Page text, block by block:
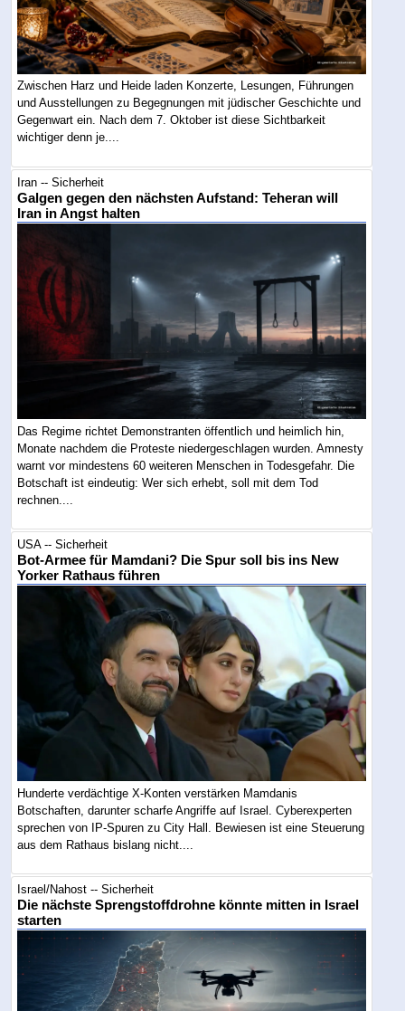
Zwischen Harz und Heide laden Konzerte, Lesungen, Führungen
und Ausstellungen zu Begegnungen mit jüdischer Geschichte und
Gegenwart ein. Nach dem 7. Oktober ist diese Sichtbarkeit
wichtiger denn je....
Iran -- Sicherheit
Galgen gegen den nächsten Aufstand: Teheran will
Iran in Angst halten
Das Regime richtet Demonstranten öffentlich und heimlich hin,
Monate nachdem die Proteste niedergeschlagen wurden. Amnesty
warnt vor mindestens 60 weiteren Menschen in Todesgefahr. Die
Botschaft ist eindeutig: Wer sich erhebt, soll mit dem Tod
rechnen....
USA -- Sicherheit
Bot-Armee für Mamdani? Die Spur soll bis ins New
Yorker Rathaus führen
Hunderte verdächtige X-Konten verstärken Mamdanis
Botschaften, darunter scharfe Angriffe auf Israel. Cyberexperten
sprechen von IP-Spuren zu City Hall. Bewiesen ist eine Steuerung
aus dem Rathaus bislang nicht....
Israel/Nahost -- Sicherheit
Die nächste Sprengstoffdrohne könnte mitten in Israel
starten